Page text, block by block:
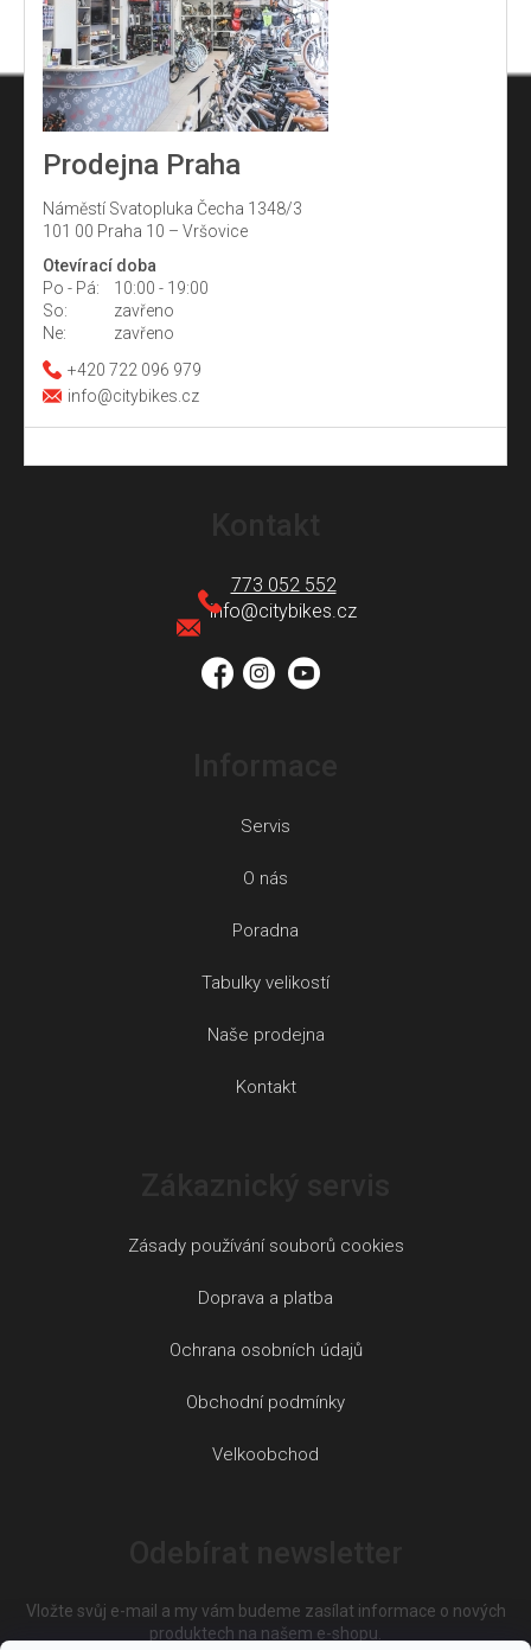
Prodejna Praha
Náměstí Svatopluka Čecha 1348/3
101 00 Praha 10 – Vršovice
Otevírací doba
Po - Pá:
10:00 - 19:00
So:
zavřeno
Ne:
zavřeno
+420 722 096 979
info@citybikes.cz
info@citybikes.cz
773 052 552
Servis
O nás
Poradna
Tabulky velikostí
Naše prodejna
Kontakt
Zásady používání souborů cookies
Doprava a platba
Ochrana osobních údajů
Obchodní podmínky
Velkoobchod
Vložte svůj e-mail a my vám budeme zasílat informace o nových
produktech na našem e-shopu.